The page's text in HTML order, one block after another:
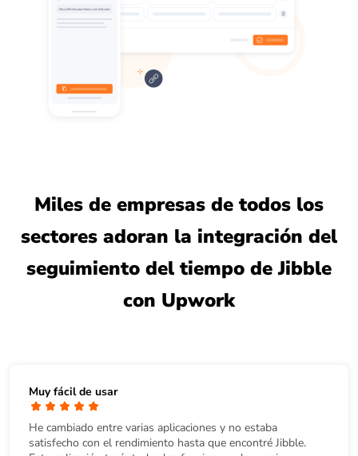
Miles de empresas de todos los
sectores adoran la integración del
seguimiento del tiempo de Jibble
con Upwork
Muy fácil de usar
He cambiado entre varias aplicaciones y no estaba
satisfecho con el rendimiento hasta que encontré Jibble.